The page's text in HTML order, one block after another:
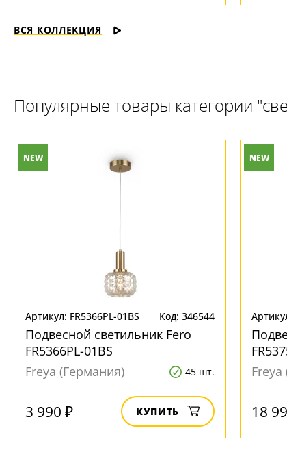
ВСЯ КОЛЛЕКЦИЯ
Популярные товары категории
NEW
Артикул: FR5366PL-01BS Код: 346544
Подвесной светильник Fero
FR5366PL-01BS
Freya (Германия)
45 шт.
3 990 ₽ КУПИТЬ
NEW
18